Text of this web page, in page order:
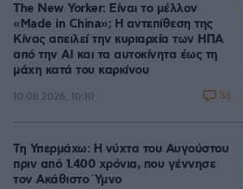
The New Yorker: Είναι το μέλλον
«Made in China»; Η αντεπίθεση της
Κίνας απειλεί την κυριαρχία των ΗΠΑ
από την ΑΙ και τα αυτοκίνητα έως τη
μάχη κατά του καρκίνου
10.08.2026, 10:10 33
Τη Υπερμάχω: Η νύχτα του Αυγούστου
πριν από 1.400 χρόνια, που γέννησε
τον Ακάθιστο Ύμνο